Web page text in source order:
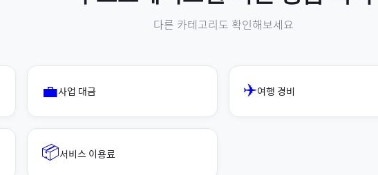
다른 카테고리도 확인해보세요
💼사업 대금 ✈️여행 경비
📦서비스 이용료